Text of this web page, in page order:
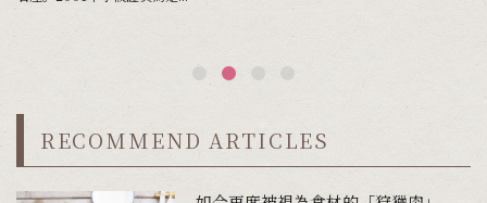
RECOMMEND ARTICLES